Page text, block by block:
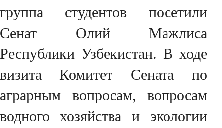
группа студентов посетили
Сенат Олий Мажлиса
Республики Узбекистан. В ходе
визита Комитет Сената по
аграрным вопросам, вопросам
водного хозяйства и экологии